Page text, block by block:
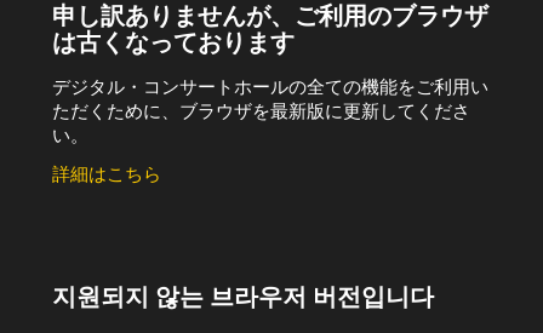
申し訳ありませんが、ご利用のブラウザ
は古くなっております
デジタル・コンサートホールの全ての機能をご利用い
ただくために、ブラウザを最新版に更新してくださ
い。
詳細はこちら
지원되지 않는 브라우저 버전입니다